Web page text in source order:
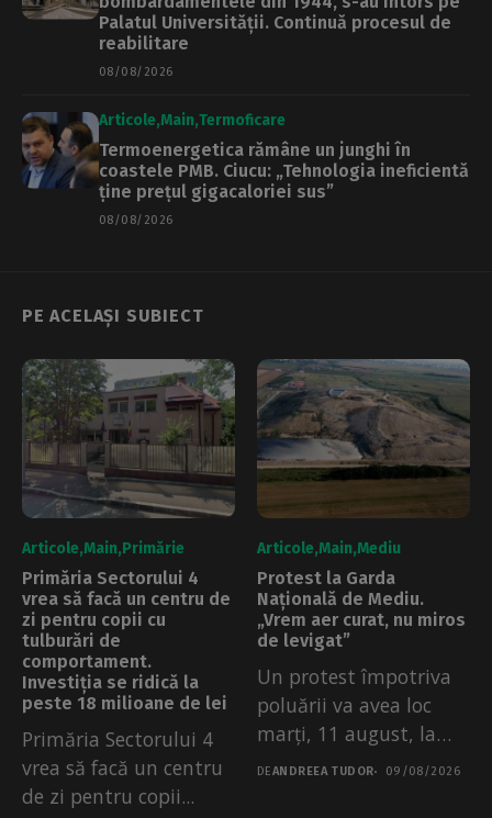
Palatul Universității. Continuă procesul de
reabilitare
08/08/2026
Articole Main Termoficare
Termoenergetica rămâne un junghi în
coastele PMB. Ciucu: „Tehnologia ineficientă
ține prețul gigacaloriei sus”
08/08/2026
PE ACELAȘI SUBIECT
Articole Main Primărie
Primăria Sectorului 4
vrea să facă un centru de
zi pentru copii cu
tulburări de
comportament.
Investiția se ridică la
peste 18 milioane de lei
Primăria Sectorului 4
vrea să facă un centru
de zi pentru copii...
Articole Main Mediu
Protest la Garda
Națională de Mediu.
„Vrem aer curat, nu miros
de levigat”
Un protest împotriva
poluării va avea loc
marți, 11 august, la
Garda...
DEANDREEA TUDOR 09/08/2026